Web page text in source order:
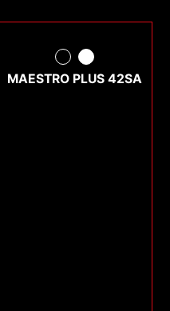
MAESTRO PLUS 42SA